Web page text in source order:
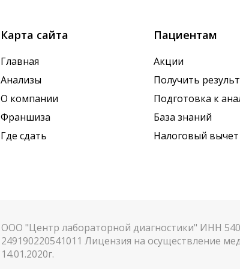
Карта сайта
Главная
Анализы
О компании
Франшиза
Где сдать
Пациентам
Акции
Получить
Подготовка к
База знаний
Налоговый вычет
ООО "Центр лабораторной диагностики" ИНН
249190220541011 Лицензия на осуществление
14.01.2020г.